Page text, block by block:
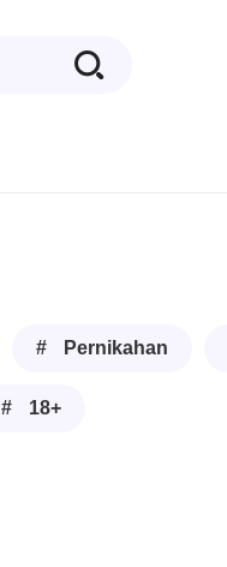
# Pernikahan
# 18+